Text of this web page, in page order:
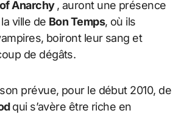
Anarchy, auront une présence
ville de Bon Temps, où ils
boiront leur sang et
de dégâts.
prévue, pour le début 2010, de
qui s’avère être riche en